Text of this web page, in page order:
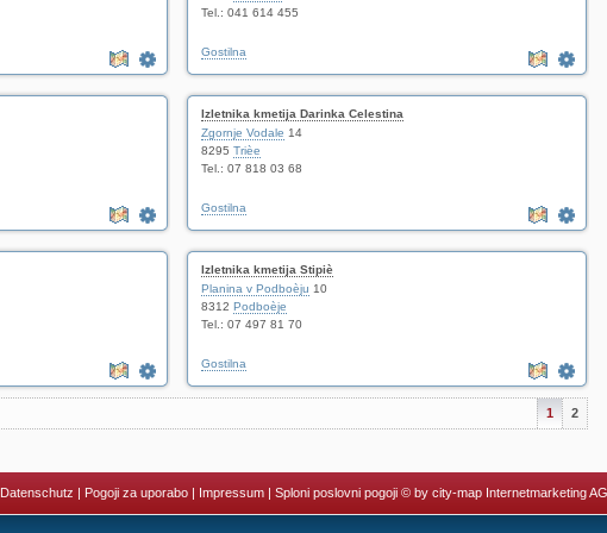
Tel.: 041 614 455
Gostilna
Izletnika kmetija Darinka Celestina
Zgornje Vodale 14
8295 Trièe
Tel.: 07 818 03 68
Gostilna
Izletnika kmetija Stipiè
Planina v Podboèju 10
8312 Podboèje
Tel.: 07 497 81 70
Gostilna
1 2
Datenschutz | Pogoji za uporabo | Impressum | Sploni poslovni pogoji © by city-map Internetmarketing